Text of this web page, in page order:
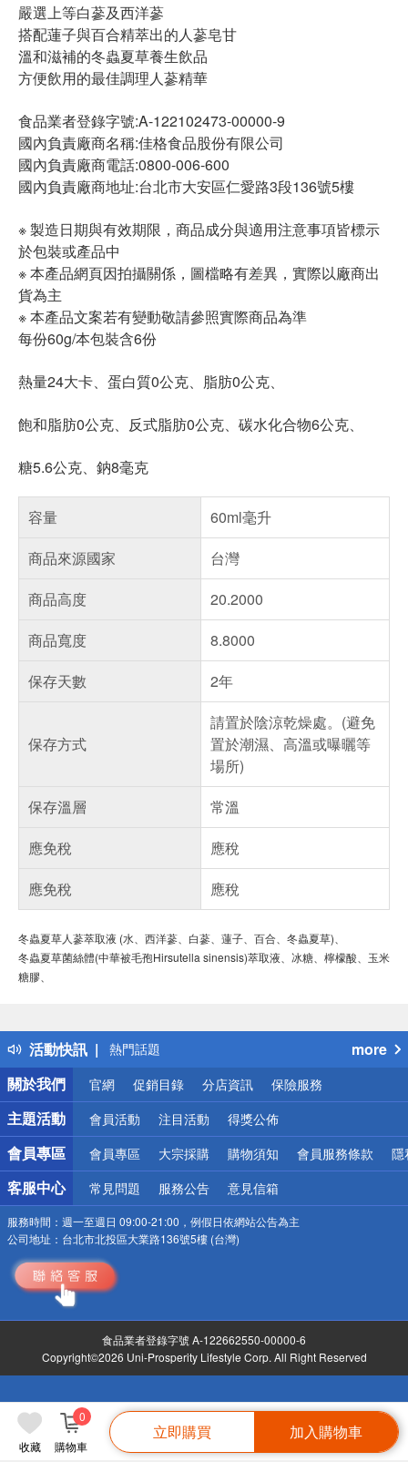
收藏 購物車
0
立即購買 加入購物車
嚴選上等白蔘及西洋蔘
搭配蓮子與百合精萃出的人蔘皂甘
溫和滋補的冬蟲夏草養生飲品
方便飲用的最佳調理人蔘精華
食品業者登錄字號:A-122102473-00000-9
國內負責廠商名稱:佳格食品股份有限公司
國內負責廠商電話:0800-006-600
國內負責廠商地址:台北市大安區仁愛路3段136號5樓
※ 製造日期與有效期限，商品成分與適用注意事項皆標示
於包裝或產品中
※ 本產品網頁因拍攝關係，圖檔略有差異，實際以廠商出
貨為主
※ 本產品文案若有變動敬請參照實際商品為準
每份60g/本包裝含6份
熱量24大卡、蛋白質0公克、脂肪0公克、
飽和脂肪0公克、反式脂肪0公克、碳水化合物6公克、
糖5.6公克、鈉8毫克
容量
60ml毫升
商品來源國家
台灣
商品高度
20.2000
商品寬度
8.8000
保存天數
2年
保存方式
請置於陰涼乾燥處。(避免
置於潮濕、高溫或曝曬等
場所)
保存溫層
常溫
應免稅
應稅
應免稅
應稅
冬蟲夏草人蔘萃取液 (水、西洋蔘、白蔘、蓮子、百合、冬蟲夏草)
冬蟲夏草菌絲體(中華被毛孢Hirsutella sinensis)萃取液、冰糖、 檸檬酸、玉米
糖膠
活動快訊
得獎公告
熱門話題
銀行優惠
偏遠地區配送
詐騙網頁！請小心！
more
關於我們
官網 促銷目錄 分店資訊 保險服務
主題活動 會員活動 注目活動 得獎公佈
會員專區 會員專區 大宗採購 購物須知 會員服務條款 隱
客服中心 常見問題 服務公告 意見信箱
服務時間： 週一至週日 09:00-21:00，例假日依網站公告為主
公司地址： 台北市北投區大業路136號5樓 (台灣)
食品業者登錄字號 A-122662550-00000-6
Copyright©2026 Uni-Prosperity Lifestyle Corp. All Right Reserved